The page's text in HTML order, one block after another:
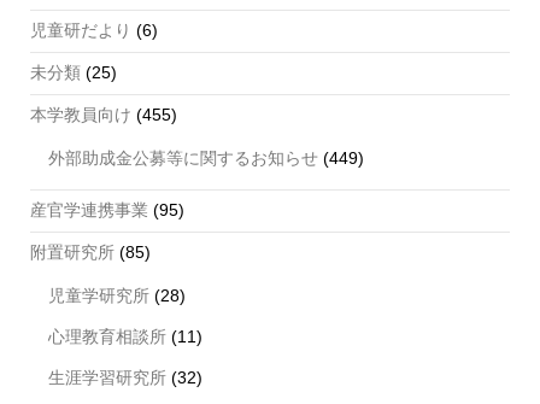
児童研だより (6)
未分類 (25)
本学教員向け (455)
外部助成金公募等に関するお知らせ (449)
産官学連携事業 (95)
附置研究所 (85)
児童学研究所 (28)
心理教育相談所 (11)
生涯学習研究所 (32)